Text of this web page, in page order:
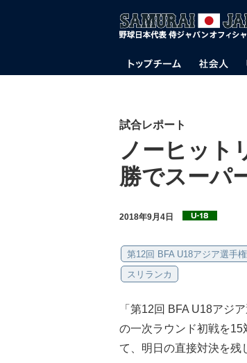
試合レポート
ノーヒット
勝でスーパ
2018年9月4日
第12回 BFA U18アジア選手権
スリランカ
「第12回 BFA U18アジ
の一次ラウンド初戦を
て、明日の直接対決を残